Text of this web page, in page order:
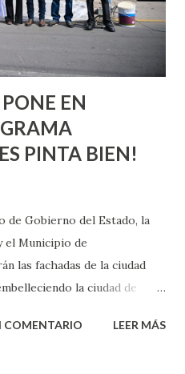
persona con
mejor cuando ambas partes
EN
PINTA BIEN!
de Gobierno del Estado, la
el Municipio de
las fachadas de la ciudad
la ciudad de
al programa
COMENTARIO LEER MÁS